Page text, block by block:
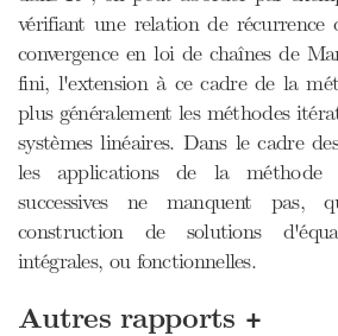
vérifiant une relation de
convergence en loi de chaînes de
fini, l'extension à ce cadre de la
plus généralement les méthodes
systèmes linéaires. Dans le cadre
les applications de la méthode
successives ne manquent pas,
construction de solutions
intégrales, ou fonctionnelles.
Autres rapports +